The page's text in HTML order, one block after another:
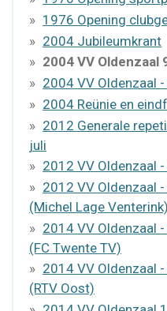
1976 Opening
2004 Jubileumkrant
2004 VV Oldenzaal
2004 VV Oldenzaal
2004 Reünie en
2012 Generale
juli
2012 VV Oldenzaal
2012 VV Oldenzaal
(Michel Lage Venterink)
2014 VV Oldenzaal
(FC Twente TV)
2014 VV Oldenzaal
(RTV Oost)